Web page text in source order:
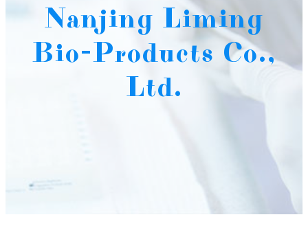
Nanjing Liming
Bio-Products Co.,
Ltd.